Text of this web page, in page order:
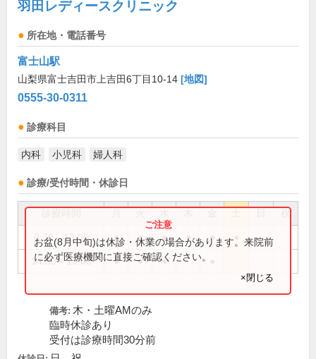
羽田レディースクリニック
所在地・電話番号
富士山駅
山梨県富士吉田市上吉田6丁目10-14 [地図]
0555-30-0311
診療科目
内科 小児科 婦人科
診療/受付時間・休診日
祝
8:30～13:00 ● ● ● ● ●
14:30～19:00 ● ● ●
お盆(8月中旬)は休診・休業の場合があります。来院前
に必ず医療機関に直接ご確認ください。
×閉じる
備考: 木・土曜AMのみ
臨時休診あり
受付は診療時間30分前